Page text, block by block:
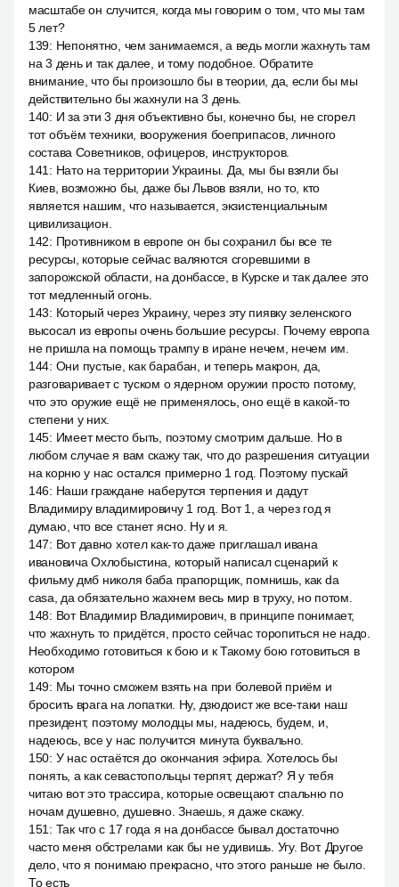
масштабе он случится, когда мы говорим о том, что мы там
5 лет?
139: Непонятно, чем занимаемся, а ведь могли жахнуть там
на 3 день и так далее, и тому подобное. Обратите
внимание, что бы произошло бы в теории, да, если бы мы
действительно бы жахнули на 3 день.
140: И за эти 3 дня объективно бы, конечно бы, не сгорел
тот объём техники, вооружения боеприпасов, личного
состава Советников, офицеров, инструкторов.
141 : Нато на территории Украины. Да, мы бы взяли бы
Киев, возможно бы, даже бы Львов взяли, но то, кто
является нашим, что называется, экзистенциальным
цивилизацион.
142: Противником в европе он бы сохранил бы все те
ресурсы, которые сейчас валяются сгоревшими в
запорожской области, на донбассе, в Курске и так далее это
тот медленный огонь.
143: Который через Украину, через эту пиявку зеленского
высосал из европы очень большие ресурсы. Почему европа
не пришла на помощь трампу в иране нечем, нечем им.
144: Они пустые, как барабан, и теперь макрон, да,
разговаривает с туском о ядерном оружии просто потому,
что это оружие ещё не применялось, оно ещё в какой-то
степени у них.
145: Имеет место быть, поэтому смотрим дальше. Но в
любом случае я вам скажу так, что до разрешения ситуации
на корню у нас остался примерно 1 год. Поэтому пускай
146: Наши граждане наберутся терпения и дадут
Владимиру владимировичу 1 год. Вот 1, а через год я
думаю, что все станет ясно. Ну и я.
147: Вот давно хотел как-то даже приглашал ивана
ивановича Охлобыстина, который написал сценарий к
фильму дмб николя баба прапорщик, помнишь, как da
casa, да обязательно жахнем весь мир в труху, но потом.
148: Вот Владимир Владимирович, в принципе понимает,
что жахнуть то придётся, просто сейчас торопиться не надо.
Необходимо готовиться к бою и к Такому бою готовиться в
котором
149: Мы точно сможем взять на при болевой приём и
бросить врага на лопатки. Ну, дзюдоист же все-таки наш
президент, поэтому молодцы мы, надеюсь, будем, и,
надеюсь, все у нас получится минута буквально.
150: У нас остаётся до окончания эфира. Хотелось бы
понять, а как севастопольцы терпят, держат? Я у тебя
читаю вот это трассира, которые освещают спальню по
ночам душевно, душевно. Знаешь, я даже скажу.
151 : Так что с 17 года я на донбассе бывал достаточно
часто меня обстрелами как бы не удивишь. Угу. Вот. Другое
дело, что я понимаю прекрасно, что этого раньше не было.
То есть